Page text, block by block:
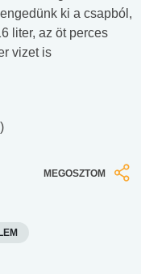
ki a csapból,
liter, az öt perces
vizet is
MEGOSZTOM